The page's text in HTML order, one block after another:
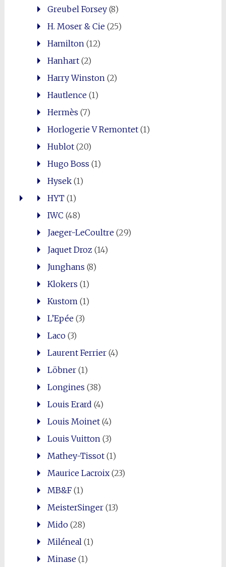
Greubel Forsey(8)
H. Moser & Cie(25)
Hamilton(12)
Hanhart(2)
Harry Winston(2)
Hautlence(1)
Hermès (7)
Horlogerie V Remontet(1)
Hublot(20)
Hugo Boss (1)
Hysek(1)
HYT(1)
IWC (48)
Jaeger-LeCoultre(29)
Jaquet Droz (14)
Junghans (8)
Klokers (1)
Kustom(1)
L’Epée(3)
Laco(3)
Laurent Ferrier(4)
Löbner(1)
Longines (38)
Louis Erard (4)
Louis Moinet(4)
Louis Vuitton(3)
Mathey-Tissot(1)
Maurice Lacroix(23)
MB&F(1)
MeisterSinger(13)
Mido(28)
Miléneal(1)
Minase(1)